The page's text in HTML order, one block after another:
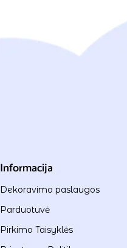
Informacija
Dekoravimo paslaugos
Parduotuvė
Pirkimo Taisyklės